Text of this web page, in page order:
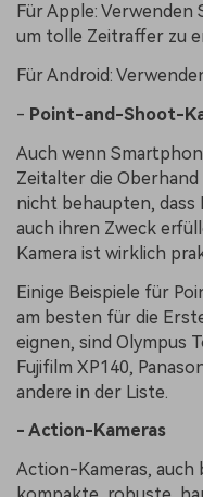
Für Apple: Verwenden
um tolle Zeitraffer zu
Für Android:
- Point-and-Shoot-
Auch wenn
Zeitalter die
nicht behaupten,
auch ihren Zweck
Kamera ist wirklich
Einige Beispiele für
am besten für die
eignen, sind Olympus
Fujifilm XP140,
andere in der Liste.
- Action-Kameras
Action-Kameras, auch